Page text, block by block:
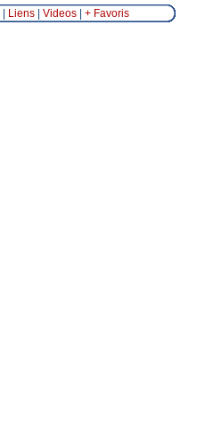
Liens| Videos| + Favoris